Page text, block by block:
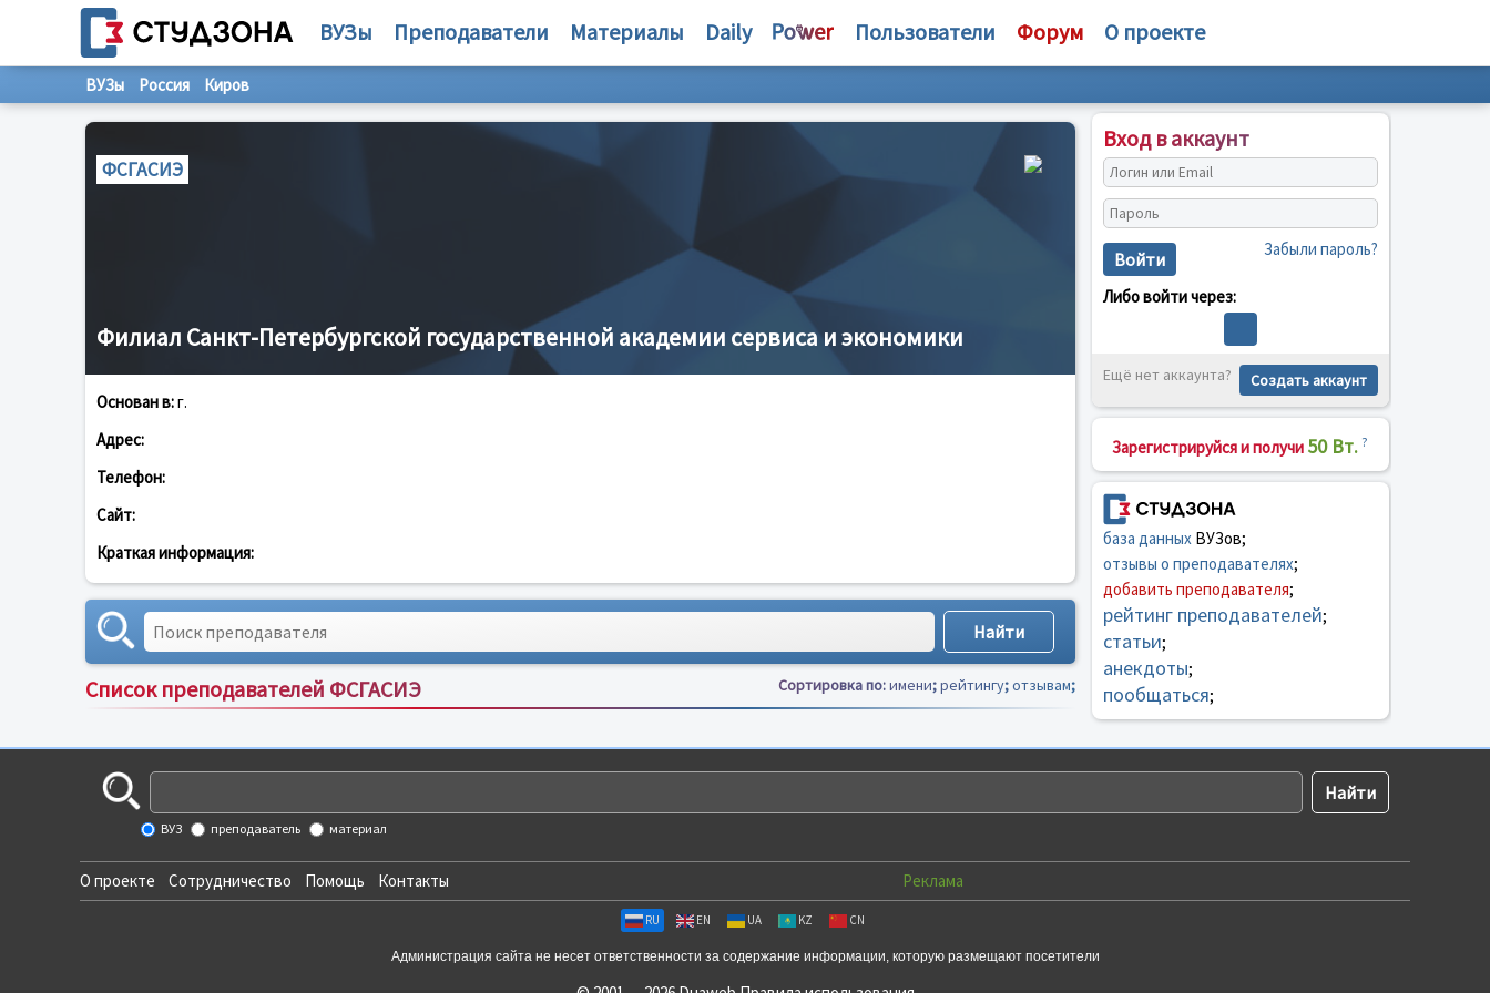
ВУЗы Преподаватели Материалы Daily Пользователи Форум О проекте
ВУЗы Россия Киров
ФСГАСИЭ
Филиал Санкт-Петербургской государственной академии сервиса и экономики
Основан в:г.
Адрес:
Телефон:
Сайт:
Краткая информация:
Список преподавателей ФСГАСИЭ Сортировка по:имени;рейтингу;отзывам;
Вход в аккаунт
Войти Забыли пароль?
Либо войти через:
Ещё нет аккаунта? Создать аккаунт
Зарегистрируйся и получи 50 Вт. ?
база данныхВУЗов;
отзывы о преподавателях;
добавить преподавателя;
рейтинг преподавателей;
статьи;
анекдоты;
пообщаться;
ВУЗ преподаватель материал
О проекте Сотрудничество Помощь Контакты Реклама
RU EN UA KZ CN
Администрация сайта не несет ответственности за содержание информации, которую размещают посетители